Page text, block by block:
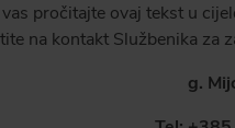
pročitajte ovaj tekst u
na kontakt Službenika za
g.